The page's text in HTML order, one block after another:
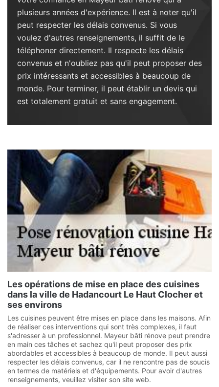
plusieurs années d'expérience. Il est à noter qu'il
peut respecter les délais convenus. Si vous
voulez d'autres renseignements, il suffit de le
téléphoner directement. Il respecte les délais
convenus et n'oubliez pas qu'il peut proposer des
prix intéressants et accessibles à beaucoup de
monde. Pour terminer, il peut établir un devis qui
est totalement gratuit et sans engagement.
Les opérations de mise en place des cuisines
dans la ville de Hadancourt Le Haut Clocher et
ses environs
Les cuisines peuvent être mises en place dans les maisons. Afin
de réaliser ces interventions qui sont très complexes, il faut
s'adresser à un professionnel. Mayeur bâti rénove peut prendre
en main ces tâches et sachez qu'il peut proposer des prix
abordables et accessibles à beaucoup de monde. Il peut aussi
respecter les délais convenus, car il ne rencontre pas de soucis
en termes de matériels et d'équipements. Pour avoir d'autres
renseignements, veuillez visiter son site web.